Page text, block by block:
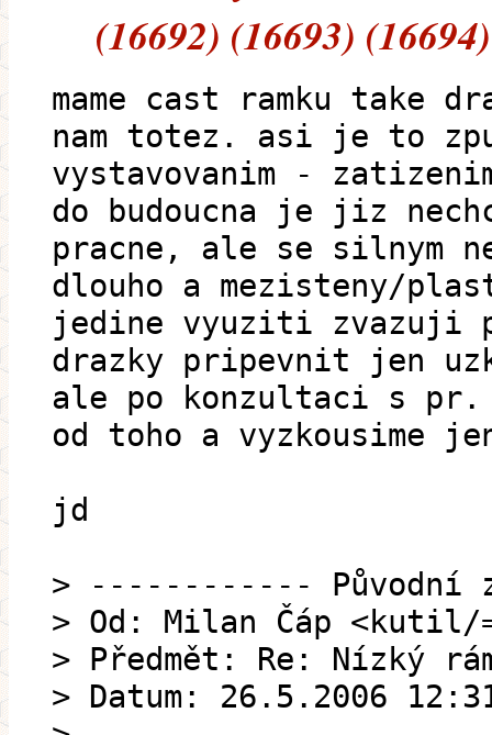
(16692) (16693) (16694)
mame cast ramku take
nam totez. asi je to
vystavovanim -
do budoucna je jiz
pracne, ale se silnym
dlouho a mezisteny/
jedine vyuziti zvazuji
drazky pripevnit jen
ale po konzultaci s pr.
od toho a vyzkousime
jd
> ------------ Původní
> Od: Milan Čáp <kutil/
> Předmět: Re: Nízký
> Datum: 26.5.2006